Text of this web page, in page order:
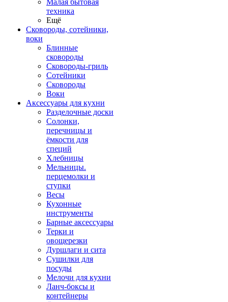
Малая бытовая
техника
Ещё
Сковороды, сотейники,
воки
Блинные
сковороды
Сковороды-гриль
Сотейники
Сковороды
Воки
Аксессуары для кухни
Разделочные доски
Солонки,
перечницы и
ёмкости для
специй
Хлебницы
Мельницы.
перцемолки и
ступки
Весы
Кухонные
инструменты
Барные аксессуары
Терки и
овощерезки
Дуршлаги и сита
Сушилки для
посуды
Мелочи для кухни
Ланч-боксы и
контейнеры